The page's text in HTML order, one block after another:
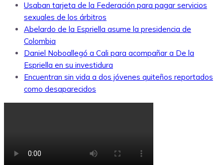
Usaban tarjeta de la Federación para pagar servicios
sexuales de los árbitros
Abelardo de la Espriella asume la presidencia de
Colombia
Daniel Noboallegó a Cali para acompañar a De la
Espriella en su investidura
Encuentran sin vida a dos jóvenes quiteños reportados
como desaparecidos